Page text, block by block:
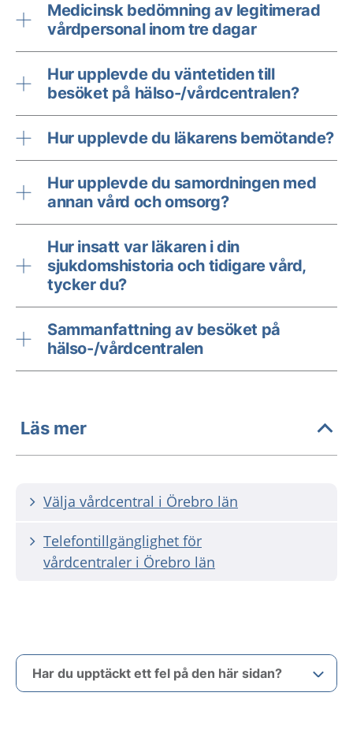
Medicinsk bedömning av legitimerad
vårdpersonal inom tre dagar
Hur upplevde du väntetiden till
besöket på hälso-/vårdcentralen?
Hur upplevde du läkarens bemötande?
Hur upplevde du samordningen med
annan vård och omsorg?
Hur insatt var läkaren i din
sjukdomshistoria och tidigare vård,
tycker du?
Sammanfattning av besöket på
hälso-/vårdcentralen
Läs mer
Välja vårdcentral i Örebro län
Telefontillgänglighet för
vårdcentraler i Örebro län
Har du upptäckt ett fel på den här sidan?